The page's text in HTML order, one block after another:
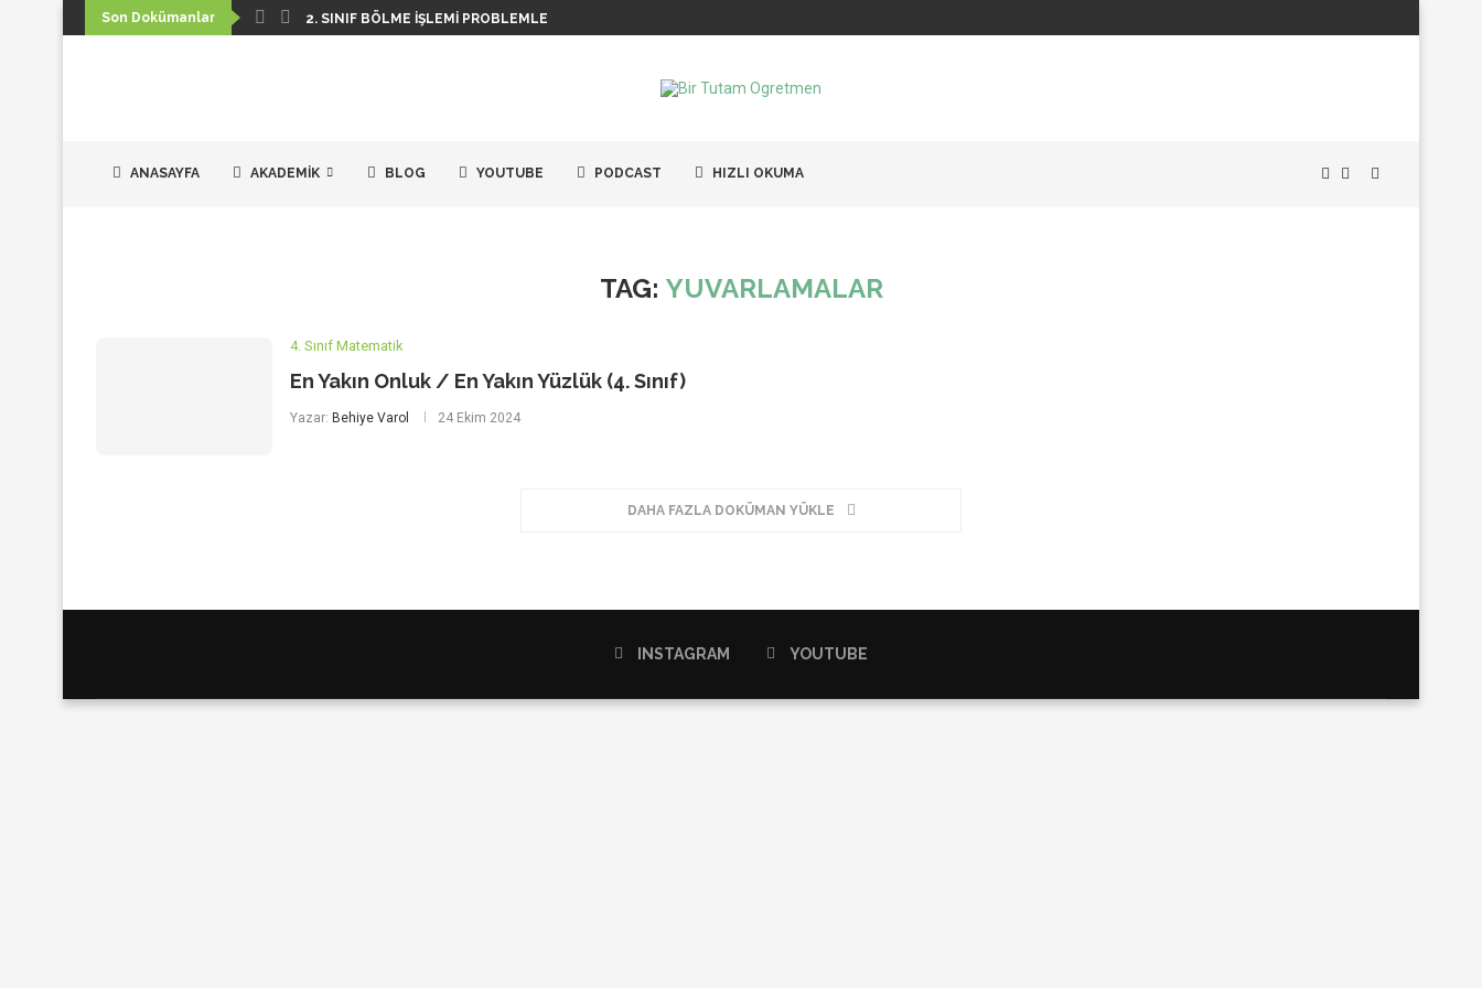
Son Dokümanlar 2. SINIF BÖLME İŞLEMI PROBLEMLERI / 6
ANASAYFA AKADEMIK BLOG YOUTUBE PODCAST HIZLI OKUMA
TAG: YUVARLAMALAR
4. Sınıf Matematik
En Yakın Onluk / En Yakın Yüzlük (4. Sınıf)
Yazar: Behiye Varol 24 Ekim 2024
DAHA FAZLA DOKÜMAN YÜKLE
INSTAGRAM YOUTUBE